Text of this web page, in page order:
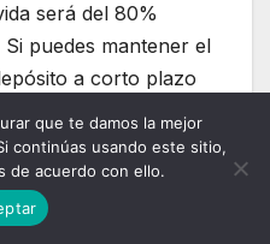
será del 80%
puedes mantener el
a corto plazo
la póliza el día
anclarás para el
más alto de
Es una
que te damos la mejor
continúas usando este sitio,
de acuerdo con ello.